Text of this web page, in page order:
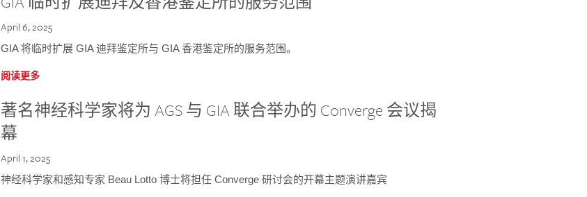
April 6, 2025
GIA 将临时扩展 GIA 迪拜鉴定所与 GIA 香港鉴定所的服务范围。
阅读更多
著名神经科学家将为 AGS 与 GIA 联合举办的 Converge 会议揭
幕
April 1, 2025
神经科学家和感知专家 Beau Lotto 博士将担任 Converge 研讨会的开幕主题演讲嘉宾